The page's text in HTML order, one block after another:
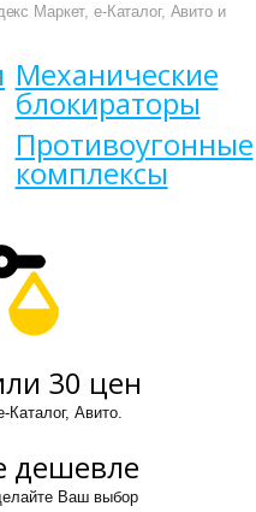
Маркет, е-Каталог, Авито и
Механические
блокираторы
Противоугонные
комплексы
30 цен
Каталог, Авито.
дешевле
Ваш выбор